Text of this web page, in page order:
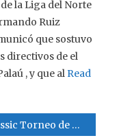
la Liga del Norte
Ruiz
que sostuvo
directivos de el
, y que al Read
Fall Classic Torneo de Veteranos de Béisbol +40